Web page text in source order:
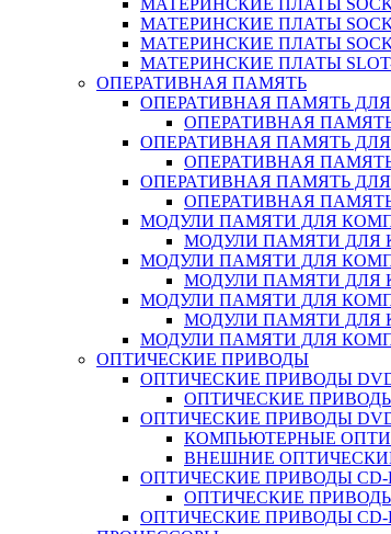
МАТЕРИНСКИЕ ПЛАТЫ
МАТЕРИНСКИЕ ПЛАТЫ
МАТЕРИНСКИЕ ПЛАТЫ
МАТЕРИНСКИЕ ПЛАТЫ
ОПЕРАТИВНАЯ ПАМЯТЬ
ОПЕРАТИВНАЯ ПАМЯТЬ ДЛЯ
ОПЕРАТИВНАЯ
ОПЕРАТИВНАЯ ПАМЯТЬ
ОПЕРАТИВНАЯ
ОПЕРАТИВНАЯ ПАМЯТЬ
ОПЕРАТИВНАЯ
МОДУЛИ ПАМЯТИ ДЛЯ
МОДУЛИ ПАМЯТИ ДЛЯ
МОДУЛИ ПАМЯТИ ДЛЯ
МОДУЛИ ПАМЯТИ ДЛЯ
МОДУЛИ ПАМЯТИ ДЛЯ
МОДУЛИ ПАМЯТИ ДЛЯ
МОДУЛИ ПАМЯТИ ДЛЯ
ОПТИЧЕСКИЕ ПРИВОДЫ
ОПТИЧЕСКИЕ ПРИВОДЫ
ОПТИЧЕСКИЕ
ОПТИЧЕСКИЕ ПРИВОДЫ
КОМПЬЮТЕРНЫЕ
ВНЕШНИЕ
ОПТИЧЕСКИЕ ПРИВОДЫ CD-
ОПТИЧЕСКИЕ ПРИВОДЫ
ОПТИЧЕСКИЕ ПРИВОДЫ CD-